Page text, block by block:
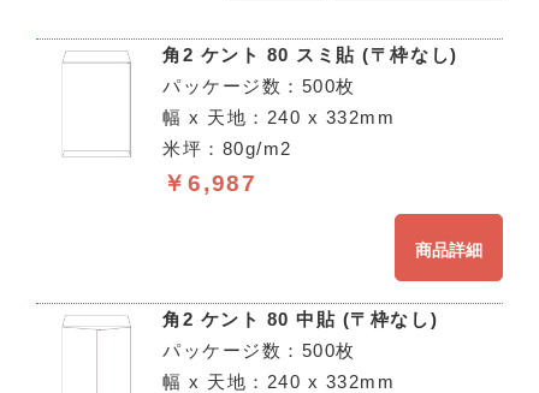
角2 ケント 80 スミ貼 (〒枠なし)
パッケージ数：500枚
幅 x 天地：240 x 332mm
米坪：80g/m2
￥6,987
商品詳細
角2 ケント 80 中貼 (〒枠なし)
パッケージ数：500枚
幅 x 天地：240 x 332mm